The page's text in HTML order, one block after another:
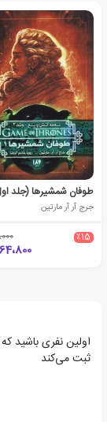
طوفان شمشیرها (جلد
جرج آر آر مارتین
٪15
اولین نفری باشید
ثبت می‌کند